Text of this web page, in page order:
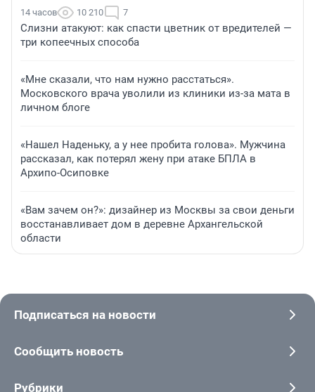
14 часов 10 210 7
Слизни атакуют: как спасти цветник от вредителей —
три копеечных способа
«Мне сказали, что нам нужно расстаться».
Московского врача уволили из клиники из-за мата в
личном блоге
«Нашел Наденьку, а у нее пробита голова». Мужчина
рассказал, как потерял жену при атаке БПЛА в
Архипо-Осиповке
«Вам зачем он?»: дизайнер из Москвы за свои деньги
восстанавливает дом в деревне Архангельской
области
Подписаться на новости
Сообщить новость
Рубрики